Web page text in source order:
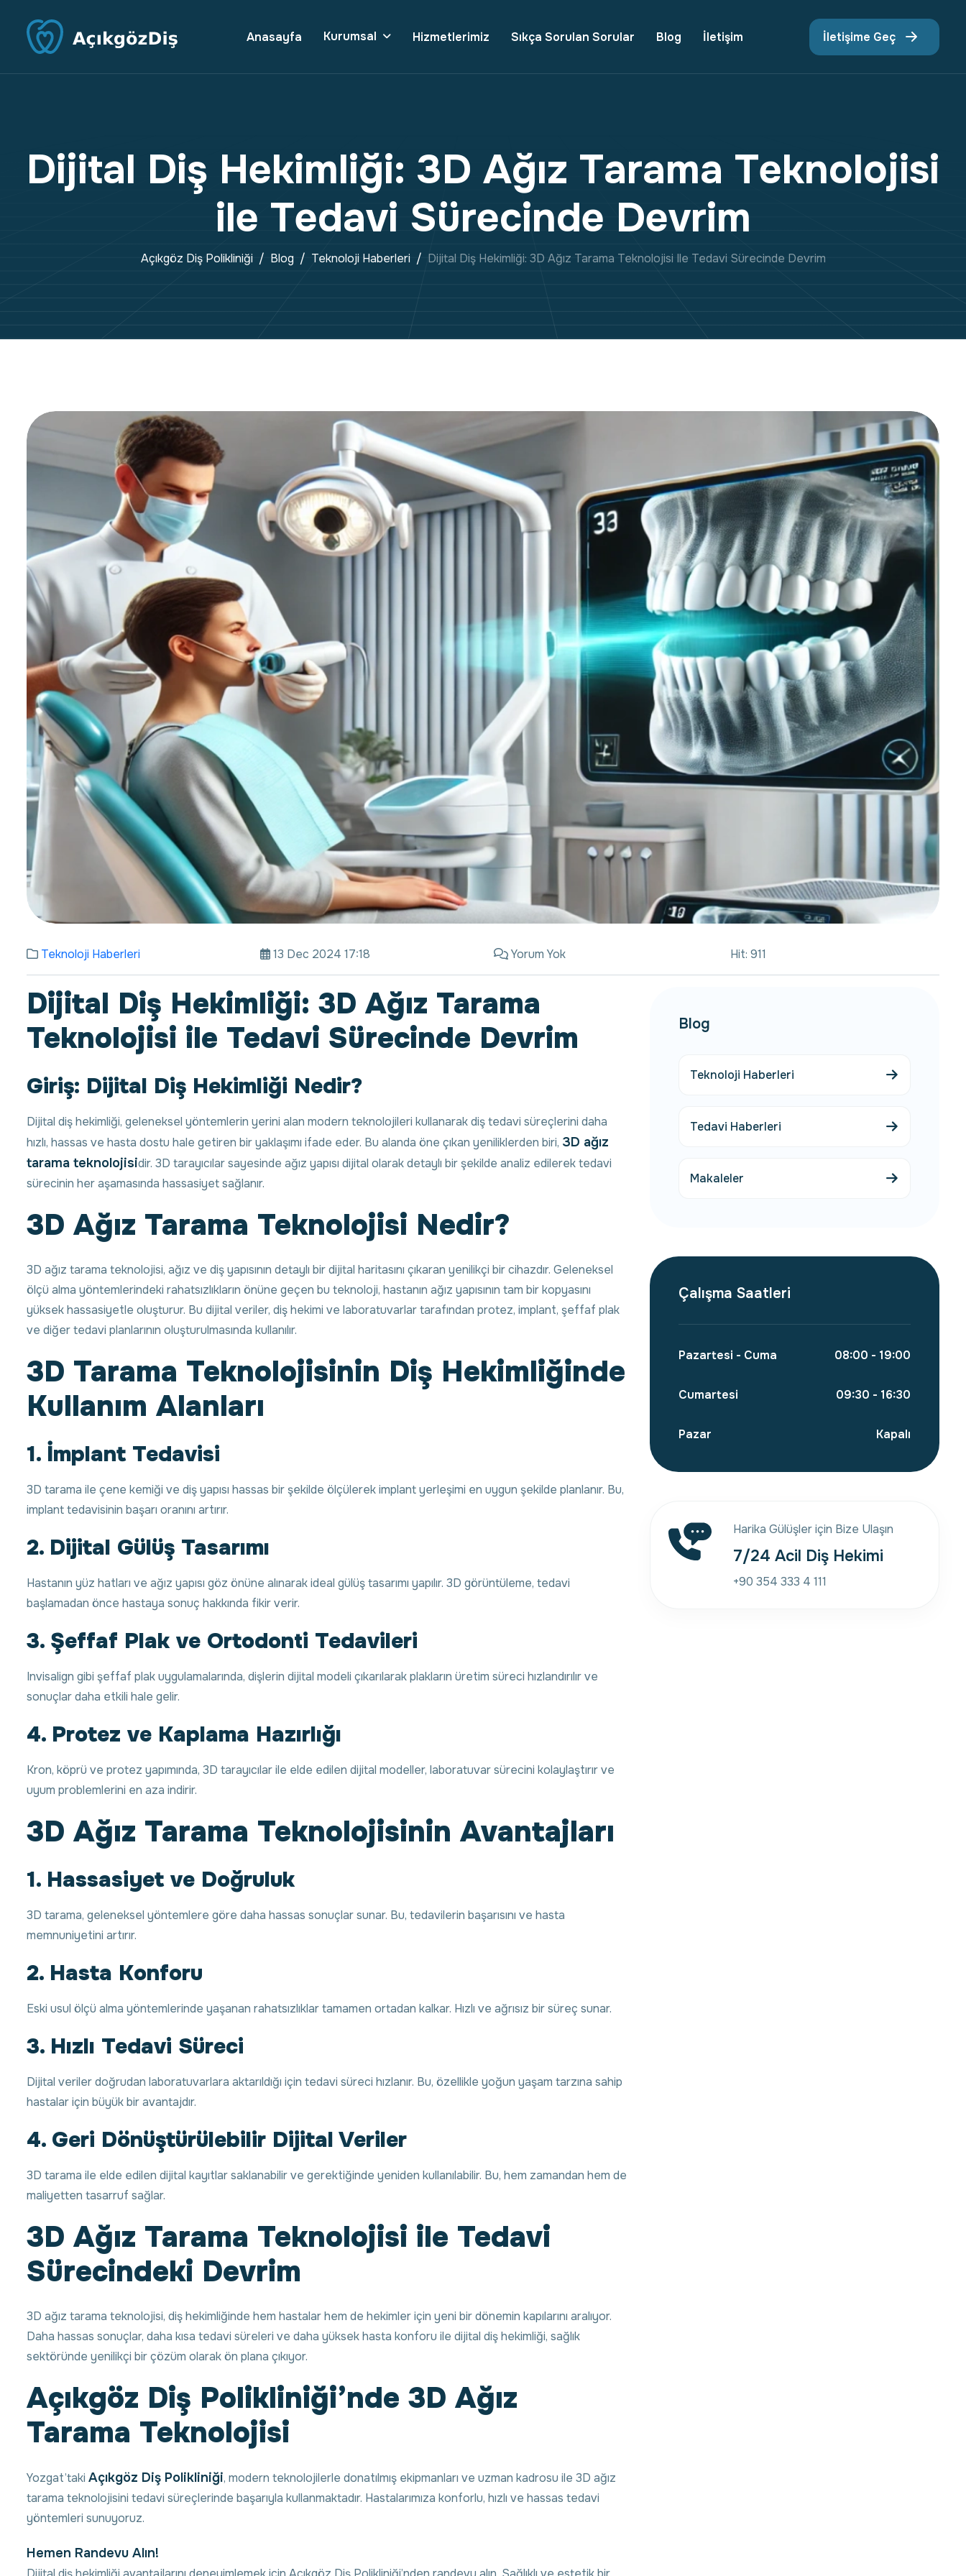
Anasayfa Kurumsal Hizmetlerimiz Sıkça Sorulan Sorular Blog İletişim İletişime Geç
Dijital Diş Hekimliği: 3D Ağız Tarama Teknolojisi
ile Tedavi Sürecinde Devrim
Açıkgöz Diş Polikliniği Blog Teknoloji Haberleri Dijital Diş Hekimliği: 3D Ağız Tarama Teknolojisi Ile Tedavi Sürecinde Devrim
Teknoloji Haberleri 13 Dec 2024 17:18 Yorum Yok Hit: 911
Dijital Diş Hekimliği: 3D Ağız Tarama
Teknolojisi ile Tedavi Sürecinde Devrim
Giriş: Dijital Diş Hekimliği Nedir?
Dijital diş hekimliği, geleneksel yöntemlerin yerini alan modern teknolojileri kullanarak diş tedavi süreçlerini daha
hızlı, hassas ve hasta dostu hale getiren bir yaklaşımı ifade eder. Bu alanda öne çıkan yeniliklerden biri, 3D ağız
tarama teknolojisidir. 3D tarayıcılar sayesinde ağız yapısı dijital olarak detaylı bir şekilde analiz edilerek tedavi
sürecinin her aşamasında hassasiyet sağlanır.
3D Ağız Tarama Teknolojisi Nedir?
3D ağız tarama teknolojisi, ağız ve diş yapısının detaylı bir dijital haritasını çıkaran yenilikçi bir cihazdır. Geleneksel
ölçü alma yöntemlerindeki rahatsızlıkların önüne geçen bu teknoloji, hastanın ağız yapısının tam bir kopyasını
yüksek hassasiyetle oluşturur. Bu dijital veriler, diş hekimi ve laboratuvarlar tarafından protez, implant, şeffaf plak
ve diğer tedavi planlarının oluşturulmasında kullanılır.
3D Tarama Teknolojisinin Diş Hekimliğinde
Kullanım Alanları
1. İmplant Tedavisi
3D tarama ile çene kemiği ve diş yapısı hassas bir şekilde ölçülerek implant yerleşimi en uygun şekilde planlanır. Bu,
implant tedavisinin başarı oranını artırır.
2. Dijital Gülüş Tasarımı
Hastanın yüz hatları ve ağız yapısı göz önüne alınarak ideal gülüş tasarımı yapılır. 3D görüntüleme, tedavi
başlamadan önce hastaya sonuç hakkında fikir verir.
3. Şeffaf Plak ve Ortodonti Tedavileri
Invisalign gibi şeffaf plak uygulamalarında, dişlerin dijital modeli çıkarılarak plakların üretim süreci hızlandırılır ve
sonuçlar daha etkili hale gelir.
4. Protez ve Kaplama Hazırlığı
Kron, köprü ve protez yapımında, 3D tarayıcılar ile elde edilen dijital modeller, laboratuvar sürecini kolaylaştırır ve
uyum problemlerini en aza indirir.
3D Ağız Tarama Teknolojisinin Avantajları
1. Hassasiyet ve Doğruluk
3D tarama, geleneksel yöntemlere göre daha hassas sonuçlar sunar. Bu, tedavilerin başarısını ve hasta
memnuniyetini artırır.
2. Hasta Konforu
Eski usul ölçü alma yöntemlerinde yaşanan rahatsızlıklar tamamen ortadan kalkar. Hızlı ve ağrısız bir süreç sunar.
3. Hızlı Tedavi Süreci
Dijital veriler doğrudan laboratuvarlara aktarıldığı için tedavi süreci hızlanır. Bu, özellikle yoğun yaşam tarzına sahip
hastalar için büyük bir avantajdır.
4. Geri Dönüştürülebilir Dijital Veriler
3D tarama ile elde edilen dijital kayıtlar saklanabilir ve gerektiğinde yeniden kullanılabilir. Bu, hem zamandan hem de
maliyetten tasarruf sağlar.
3D Ağız Tarama Teknolojisi ile Tedavi
Sürecindeki Devrim
3D ağız tarama teknolojisi, diş hekimliğinde hem hastalar hem de hekimler için yeni bir dönemin kapılarını aralıyor.
Daha hassas sonuçlar, daha kısa tedavi süreleri ve daha yüksek hasta konforu ile dijital diş hekimliği, sağlık
sektöründe yenilikçi bir çözüm olarak ön plana çıkıyor.
Açıkgöz Diş Polikliniği’nde 3D Ağız
Tarama Teknolojisi
Yozgat’taki Açıkgöz Diş Polikliniği, modern teknolojilerle donatılmış ekipmanları ve uzman kadrosu ile 3D ağız
tarama teknolojisini tedavi süreçlerinde başarıyla kullanmaktadır. Hastalarımıza konforlu, hızlı ve hassas tedavi
yöntemleri sunuyoruz.
Hemen Randevu Alın!
Blog
Teknoloji Haberleri
Tedavi Haberleri
Makaleler
Çalışma Saatleri
Pazartesi - Cuma 08:00 - 19:00
Cumartesi 09:30 - 16:30
Pazar Kapalı
Harika Gülüşler için Bize Ulaşın
7/24 Acil Diş Hekimi
+90 354 333 4 111